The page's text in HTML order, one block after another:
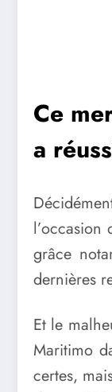
Ce
a
grâce
dernières
Et le
Maritimo
certes,